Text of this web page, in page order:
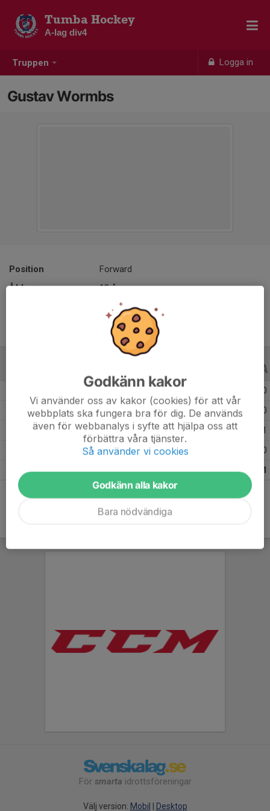
Truppen Logga in
Tumba Hockey
A-lag div4
Gustav Wormbs
Position
Forward
Ålder
19 år
0
Säsongen 24/25 25 0 0
Säsongen 23/24 73 1
0
Totalt 163 3 1
För smarta idrottsföreningar
Välj version: Mobil Desktop
Godkänn kakor
Vi använder oss av kakor (cookies) för att vår
webbplats ska fungera bra för dig. De används
även för webbanalys i syfte att hjälpa oss att
förbättra våra tjänster.
Så använder vi cookies
Godkänn alla kakor
Bara nödvändiga